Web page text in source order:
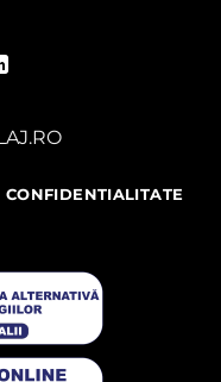
CONFIDENTIALITATE